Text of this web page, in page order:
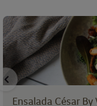
Ensalada César By